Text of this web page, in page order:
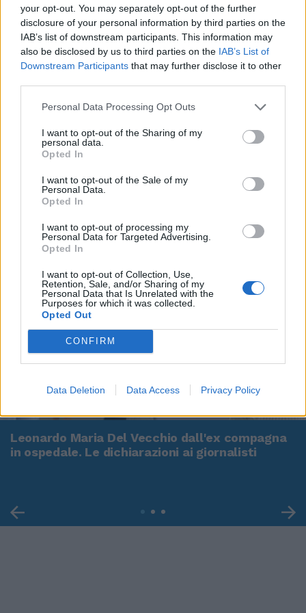
your opt-out. You may separately opt-out of the further
disclosure of your personal information by third parties on the
IAB’s list of downstream participants. This information may
also be disclosed by us to third parties on the IAB’s List of
Downstream Participants that may further disclose it to other
Personal Data Processing Opt Outs
I want to opt-out of the Sharing of my
personal data.
Opted In
I want to opt-out of the Sale of my
Personal Data.
Opted In
I want to opt-out of processing my
Personal Data for Targeted Advertising.
Opted In
I want to opt-out of Collection, Use,
Retention, Sale, and/or Sharing of my
Personal Data that Is Unrelated with the
Purposes for which it was collected.
Opted Out
CONFIRM
Data Deletion Data Access Privacy Policy
Leonardo Maria Del Vecchio dall'ex compagna
in ospedale. Le dichiarazioni ai giornalisti